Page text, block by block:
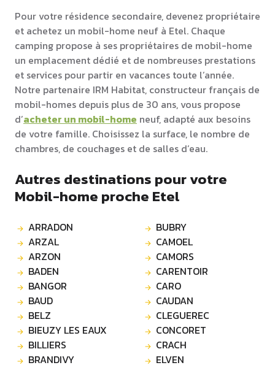
Pour votre résidence secondaire, devenez propriétaire
et achetez un mobil-home neuf à Etel. Chaque
camping propose à ses propriétaires de mobil-home
un emplacement dédié et de nombreuses prestations
et services pour partir en vacances toute l’année.
Notre partenaire IRM Habitat, constructeur français de
mobil-homes depuis plus de 30 ans, vous propose
d’acheter un mobil-home neuf, adapté aux besoins
de votre famille. Choisissez la surface, le nombre de
chambres, de couchages et de salles d’eau.
Autres destinations pour votre
Mobil-home proche Etel
ARRADON
ARZAL
ARZON
BADEN
BANGOR
BAUD
BELZ
BIEUZY LES EAUX
BILLIERS
BRANDIVY
BUBRY
CAMOEL
CAMORS
CARENTOIR
CARO
CAUDAN
CLEGUEREC
CONCORET
CRACH
ELVEN